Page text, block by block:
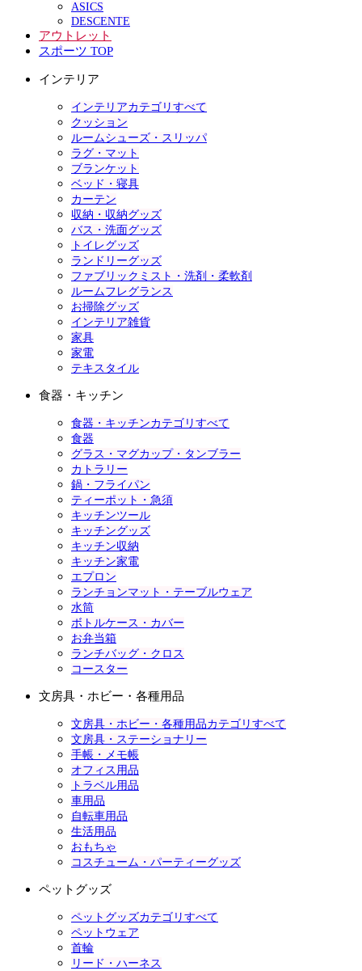
ASICS
DESCENTE
アウトレット
スポーツ TOP
インテリア
インテリアカテゴリすべて
クッション
ルームシューズ・スリッパ
ラグ・マット
ブランケット
ベッド・寝具
カーテン
収納・収納グッズ
バス・洗面グッズ
トイレグッズ
ランドリーグッズ
ファブリックミスト・洗剤・柔軟剤
ルームフレグランス
お掃除グッズ
インテリア雑貨
家具
家電
テキスタイル
食器・キッチン
食器・キッチンカテゴリすべて
食器
グラス・マグカップ・タンブラー
カトラリー
鍋・フライパン
ティーポット・急須
キッチンツール
キッチングッズ
キッチン収納
キッチン家電
エプロン
ランチョンマット・テーブルウェア
水筒
ボトルケース・カバー
お弁当箱
ランチバッグ・クロス
コースター
文房具・ホビー・各種用品
文房具・ホビー・各種用品カテゴリすべて
文房具・ステーショナリー
手帳・メモ帳
オフィス用品
トラベル用品
車用品
自転車用品
生活用品
おもちゃ
コスチューム・パーティーグッズ
ペットグッズ
ペットグッズカテゴリすべて
ペットウェア
首輪
リード・ハーネス